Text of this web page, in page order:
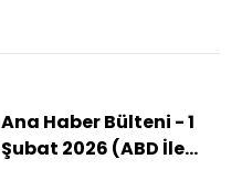
Ana Haber Bülteni - 1
Şubat 2026 (ABD İle